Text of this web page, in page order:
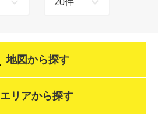
地図から探す
エリアから探す